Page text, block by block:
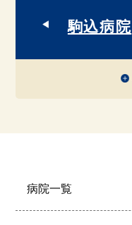
駒込病院
病院一覧